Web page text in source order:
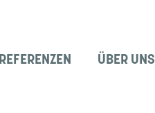
REFERENZEN ÜBER UNS